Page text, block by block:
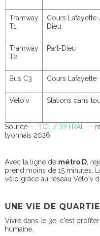
Tramway
T1
Cours Lafayette
Dieu
Tramway
T2
Part-Dieu
Bus C3 Cours Lafayette
Vélo'v Stations dans
Source — TCL / SYTRAL
—
lyonnais 2026
Avec la ligne de métro D ,
prend moins de 15 minutes.
vélo grâce au réseau Vélo'v
UNE VIE DE
Vivre dans le 3e, c'est
humaine.